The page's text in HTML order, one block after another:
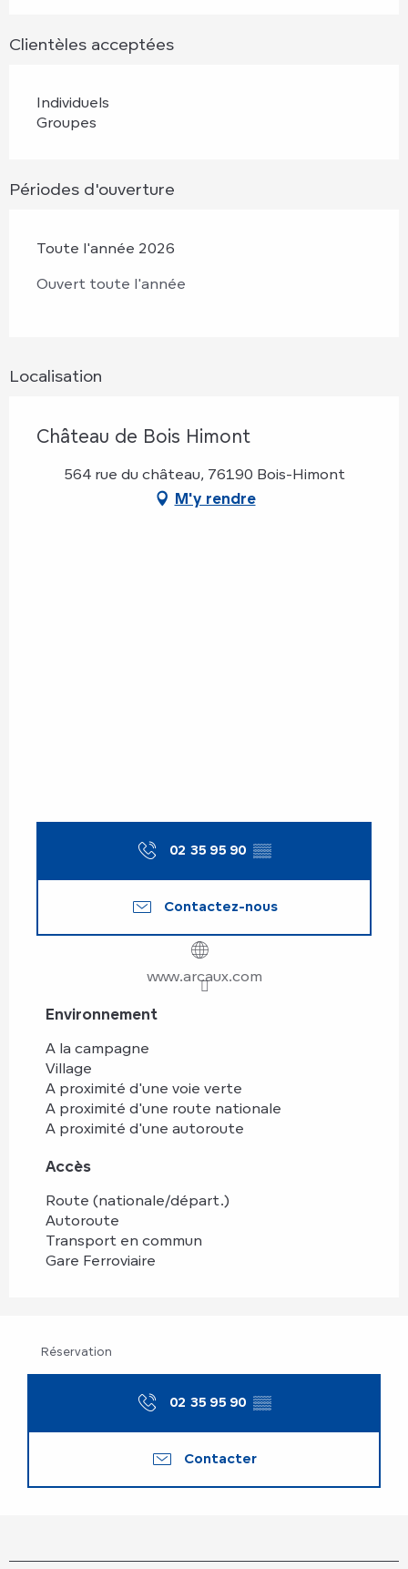
Clientèles acceptées
Individuels
Groupes
Périodes d'ouverture
Toute l'année 2026
Ouvert toute l'année
Localisation
Château de Bois Himont
564 rue du château, 76190 Bois-Himont
M'y rendre
02 35 95 90 ▒▒
Contactez-nous
www.arcaux.com
Environnement
Environnement
A la campagne
Village
A proximité d'une voie verte
A proximité d'une route nationale
A proximité d'une autoroute
Accès
Accès
Route (nationale/départ.)
Autoroute
Transport en commun
Gare Ferroviaire
Réservation
02 35 95 90 ▒▒
Contacter